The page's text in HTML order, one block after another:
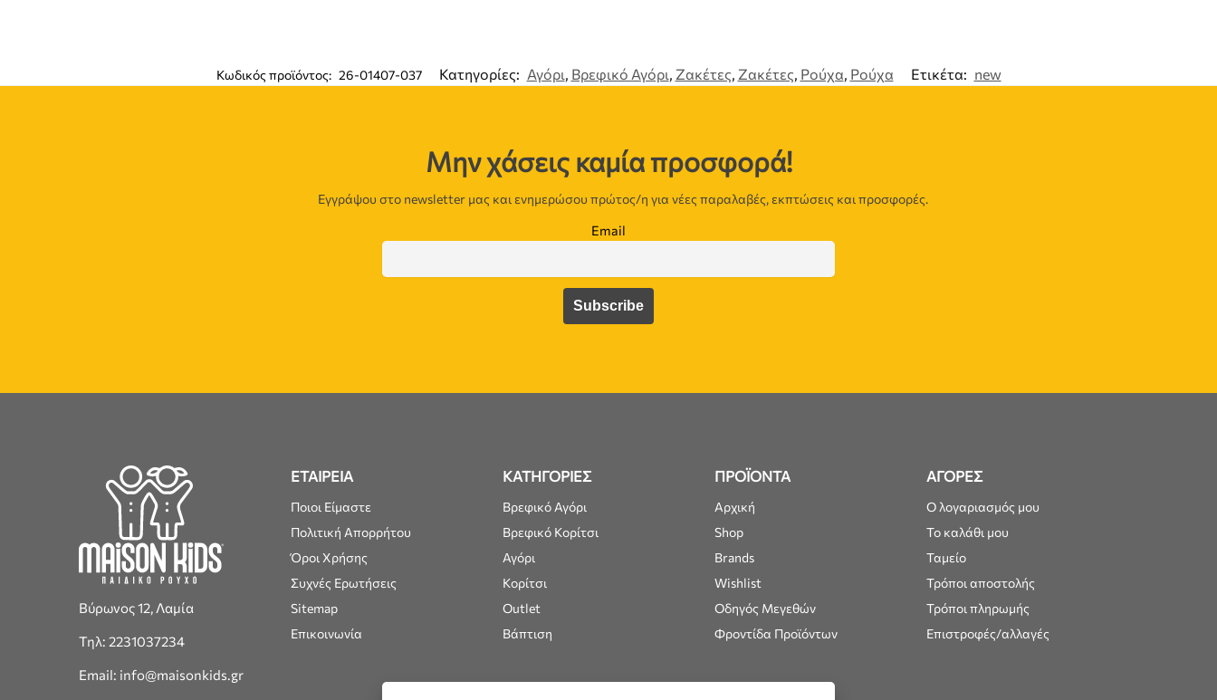
Κωδικός προϊόντος: 26-01407-037 Κατηγορίες: Αγόρι, Βρεφικό Αγόρι, Ζακέτες, Ζακέτες, Ρούχα, Ρούχα Ετικέτα: new
Μην χάσεις καμία προσφορά!
Εγγράψου στο newsletter μας και ενημερώσου πρώτος/η για νέες παραλαβές, εκπτώσεις και προσφορές.
Email
Βύρωνος 12, Λαμία
Τηλ: 2231037234
Email: info@maisonkids.gr
ΕΤΑΙΡΕΙΑ
Ποιοι Είμαστε
Πολιτική Απορρήτου
Όροι Χρήσης
Συχνές Ερωτήσεις
Sitemap
Επικοινωνία
ΚΑΤΗΓΟΡΙΕΣ
Βρεφικό Αγόρι
Βρεφικό Κορίτσι
Αγόρι
Κορίτσι
Outlet
Βάπτιση
ΠΡΟΪΟΝΤΑ
Αρχική
Shop
Brands
Wishlist
Οδηγός Μεγεθών
Φροντίδα Προϊόντων
ΑΓΟΡΕΣ
Ο λογαριασμός μου
Το καλάθι μου
Ταμείο
Τρόποι αποστολής
Τρόποι πληρωμής
Επιστροφές/αλλαγές